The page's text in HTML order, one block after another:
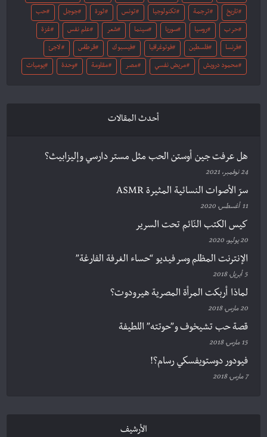
تاريخ ترجمة تكنولوجيا تونس ثورة جوجل حب
حرب روسيا سوريا سينما شعر علم نفس غزة
فرنسا فلسطين فوتوغرافيا فيسبوك قرطاس لاجئ
محمود درويش مريض نفسي مصر مقاومة وحدة يوميات
أحدث المقالات
هل عرفت جين أوستن الحب مثل مستر دارسي وإليزابيث؟
24 نوفمبر، 2021
سرّ الأصوات النسائية المثيرة ASMR
11 أغسطس، 2020
كيس الكتب النّائم تحت السرير
20 يوليو، 2020
الإنترنت المظلم وسر فيديو “حساء الغرفة الفارغة”
5 أبريل، 2018
لماذا أربكت المرأة المصرية هيرودوت؟
20 مارس، 2018
قصة حب تشيخوف و”حوتته” اللطيفة
15 مارس، 2018
فيودور دوستويفسكي رسام؟!
7 مارس، 2018
الأرشيف